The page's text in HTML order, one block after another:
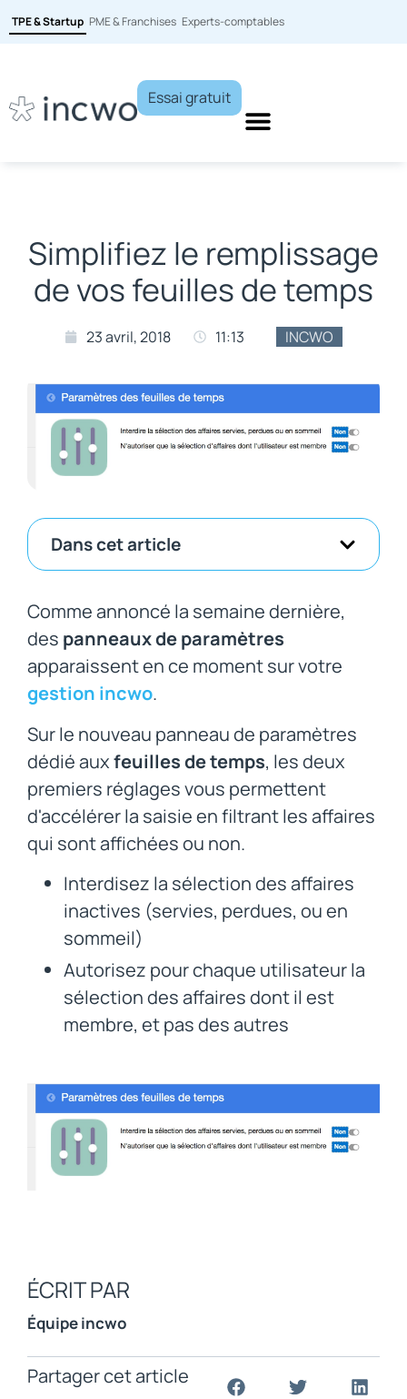
TPE & Startup PME & Franchises Experts-comptables
Essai gratuit
Simplifiez le remplissage
de vos feuilles de temps
23 avril, 2018 11:13 INCWO
Dans cet article
Comme annoncé la semaine dernière,
des panneaux de paramètres
apparaissent en ce moment sur votre
gestion incwo.
Sur le nouveau panneau de paramètres
dédié auxfeuilles de temps, les deux
premiers réglages vous permettent
d'accélérer la saisie en filtrant les affaires
qui sont affichées ou non.
Interdisez la sélection des affaires
inactives (servies, perdues, ou en
sommeil)
Autorisez pour chaque utilisateur la
sélection des affaires dont il est
membre, et pas des autres
ÉCRIT PAR
Équipe incwo
Partager cet article